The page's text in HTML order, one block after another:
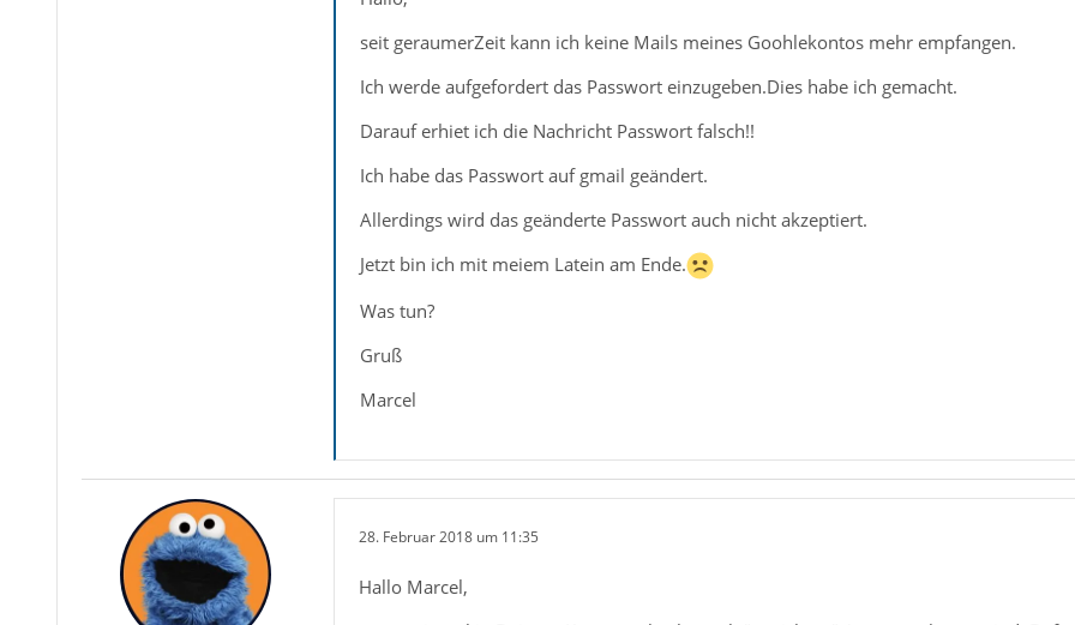
seit geraumerZeit kann ich keine Mails meines Goohlekontos mehr empfangen.
Ich werde aufgefordert das Passwort einzugeben.Dies habe ich gemacht.
Darauf erhiet ich die Nachricht Passwort falsch!!
Ich habe das Passwort auf gmail geändert.
Allerdings wird das geänderte Passwort auch nicht akzeptiert.
Jetzt bin ich mit meiem Latein am Ende.
Was tun?
Gruß
Marcel
28. Februar 2018 um 11:35
Hallo Marcel,